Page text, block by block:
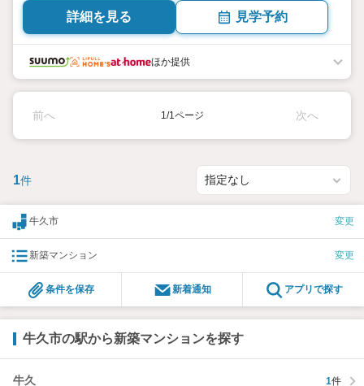
詳細を見る 見学予約
ほか提供
前へ 1/1ページ 次へ
1件
牛久市 変更
新築マンション 変更
条件を保存 新着通知 アプリで探す
牛久市の駅から新築マンションを探す
牛久 1件